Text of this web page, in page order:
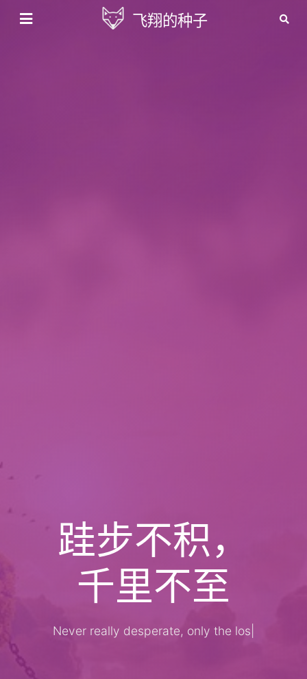
飞翔的种子
跬步不积，
千里不至
Never really desperate, only the lost of